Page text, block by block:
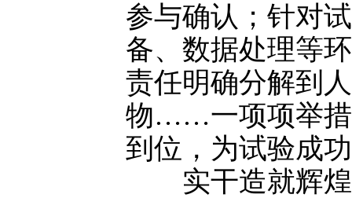
参与确认；针对
备、数据处理等
责任明确分解到
物……一项项举措
到位，为试验成
实干造就辉煌